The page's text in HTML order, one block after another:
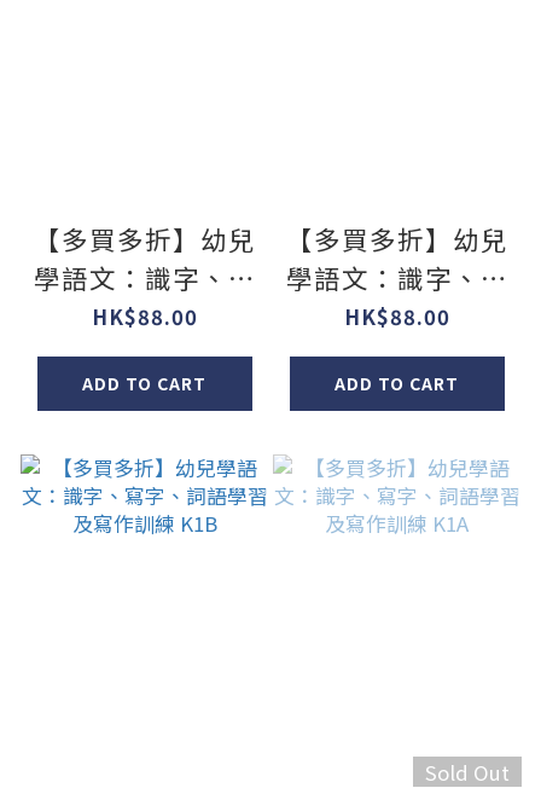
【多買多折】幼兒
學語文：識字、寫
字、詞語學習及寫
作訓練 K2B
HK$88.00
ADD TO CART
【多買多折】幼兒
學語文：識字、寫
字、詞語學習及寫
作訓練 K2A
HK$88.00
ADD TO CART
Sold Out